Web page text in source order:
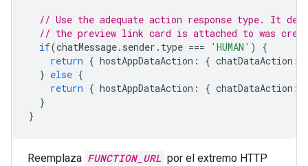
// Use the adequate action response type. It
// the preview link card is attached to was
if(chatMessage. sender . type === 'HUMAN' )
{
return { hostAppDataAction : { chatDataAction :
} else {
return { hostAppDataAction : { chatDataAction :
}
}
Reemplaza FUNCTION_URL por el extremo HTTP